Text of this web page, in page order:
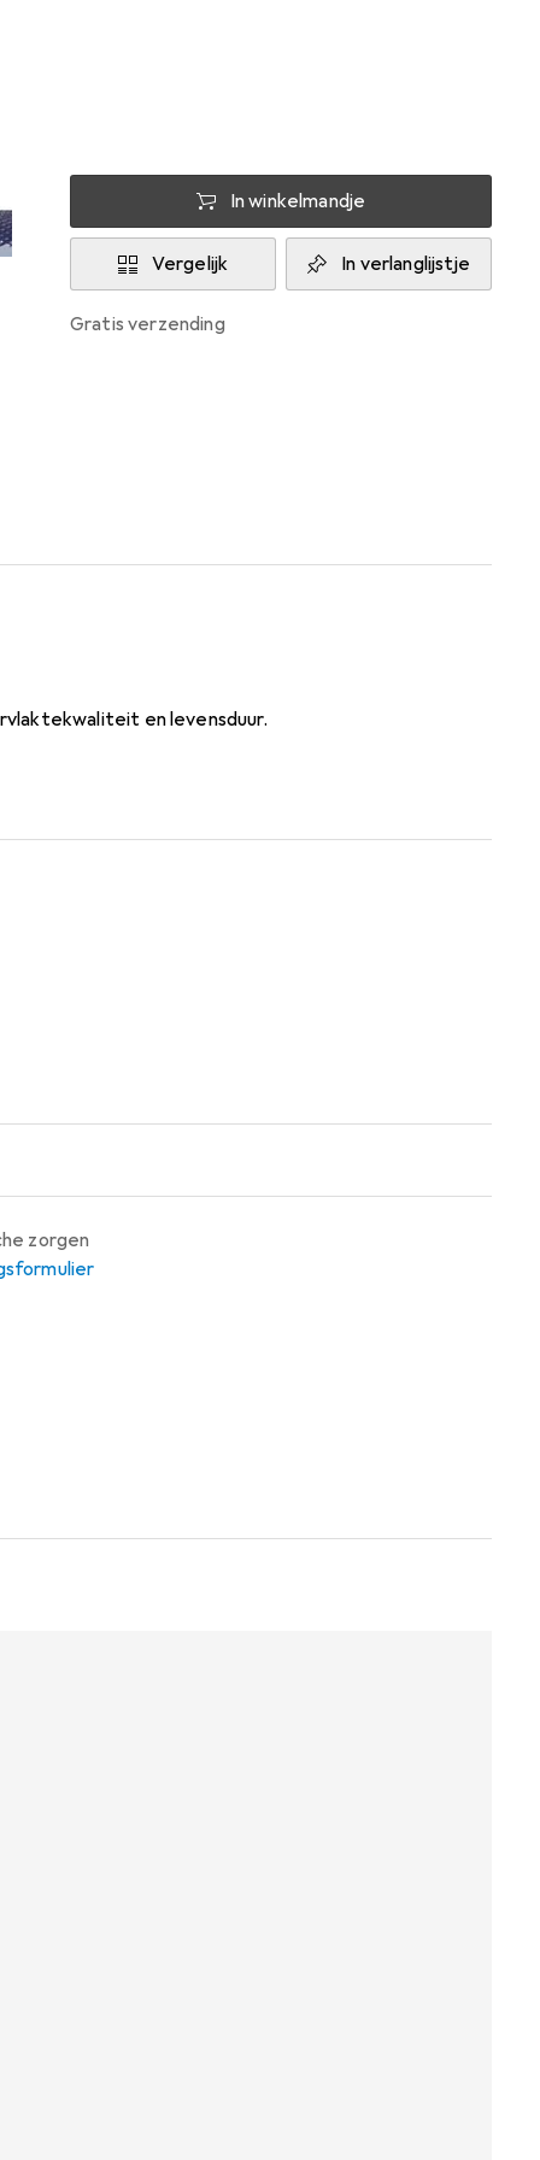
In winkelmandje
Vergelijk In verlanglijstje
gratis verzending
en levensduur.
zorgen